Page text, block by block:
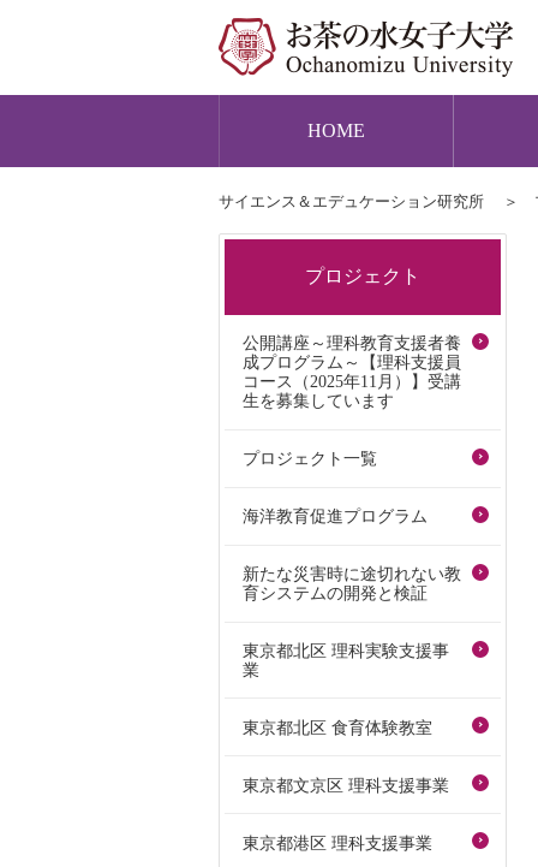
HOME
サイエンス＆エデュケーション研究所
プロジェクト
公開講座～理科教育支援者養
成プログラム～【理科支援員
コース（2025年11月）】受講
生を募集しています
プロジェクト一覧
海洋教育促進プログラム
新たな災害時に途切れない教
育システムの開発と検証
東京都北区 理科実験支援事
業
東京都北区 食育体験教室
東京都文京区 理科支援事業
東京都港区 理科支援事業